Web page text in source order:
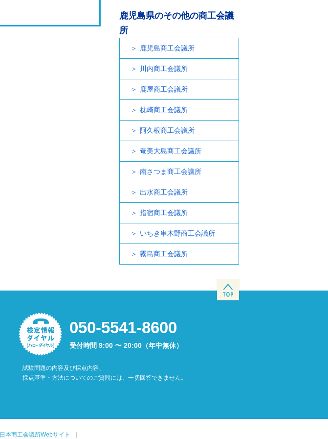
鹿児島県のその他の商工会議
所
鹿児島商工会議所
川内商工会議所
鹿屋商工会議所
枕崎商工会議所
阿久根商工会議所
奄美大島商工会議所
南さつま商工会議所
出水商工会議所
指宿商工会議所
いちき串木野商工会議所
霧島商工会議所
050-5541-8600
受付時間 9:00 〜 20:00（年中無休）
試験問題の内容及び採点内容、
採点基準・方法についてのご質問には、一切回答できません。
日本商工会議所Webサイト